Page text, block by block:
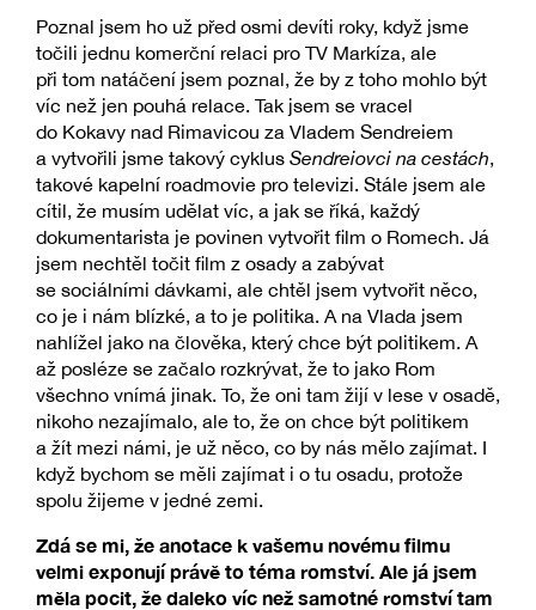
Poznal jsem ho už před osmi devíti roky, když jsme
točili jednu komerční relaci pro TV Markíza, ale
při tom natáčení jsem poznal, že by z toho mohlo být
víc než jen pouhá relace. Tak jsem se vracel
do Kokavy nad Rimavicou za Vladem Sendreiem
a vytvořili jsme takový cyklus Sendreiovci na cestách,
takové kapelní roadmovie pro televizi. Stále jsem ale
cítil, že musím udělat víc, a jak se říká, každý
dokumentarista je povinen vytvořit film o Romech. Já
jsem nechtěl točit film z osady a zabývat
se sociálními dávkami, ale chtěl jsem vytvořit něco,
co je i nám blízké, a to je politika. A na Vlada jsem
nahlížel jako na člověka, který chce být politikem. A
až posléze se začalo rozkrývat, že to jako Rom
všechno vnímá jinak. To, že oni tam žijí v lese v osadě,
nikoho nezajímalo, ale to, že on chce být politikem
a žít mezi námi, je už něco, co by nás mělo zajímat. I
když bychom se měli zajímat i o tu osadu, protože
spolu žijeme v jedné zemi.
Zdá se mi, že anotace k vašemu novému filmu
velmi exponují právě to téma romství. Ale já jsem
měla pocit, že daleko víc než samotné romství tam